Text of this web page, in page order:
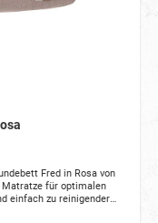
Fred in Rosa von
Matratze für optimalen
einfach zu reinigender